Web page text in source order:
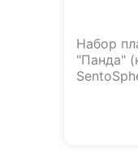
Набор
"Панда"